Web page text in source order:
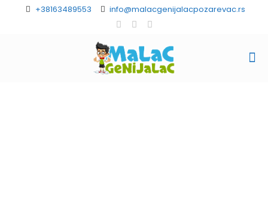
+38163489553 info@malacgenijalacpozarevac.rs